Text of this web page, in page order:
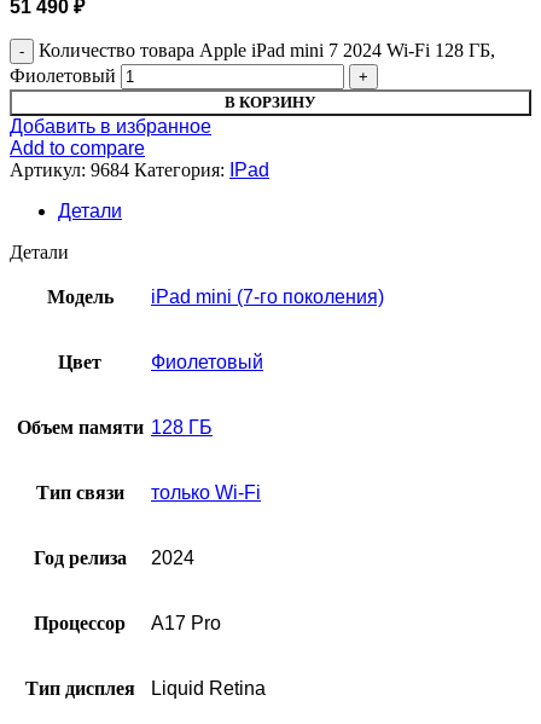
51 490 ₽
Количество товара Apple iPad mini 7 2024 Wi-Fi 128 ГБ,
Фиолетовый
В КОРЗИНУ
Добавить в избранное
Add to compare
Артикул: 9684 Категория:
IPad
Детали
Детали
Модель iPad mini (7-го поколения)
Цвет Фиолетовый
Объем памяти 128 ГБ
Тип связи только Wi-Fi
Год релиза 2024
Процессор A17 Pro
Тип дисплея Liquid Retina